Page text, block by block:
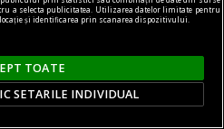
bineînțeles, poate nu
de psihologie și
a selecta publicitatea. Utilizarea datelor limitate pentru
și identificarea prin scanarea dispozitivului.
TOATE
SETARILE INDIVIDUAL